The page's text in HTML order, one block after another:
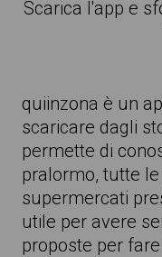
Scarica l'app e
quiinzona è un
scaricare dagli
permette di
pralormo, tutte
supermercati
utile per avere
proposte per